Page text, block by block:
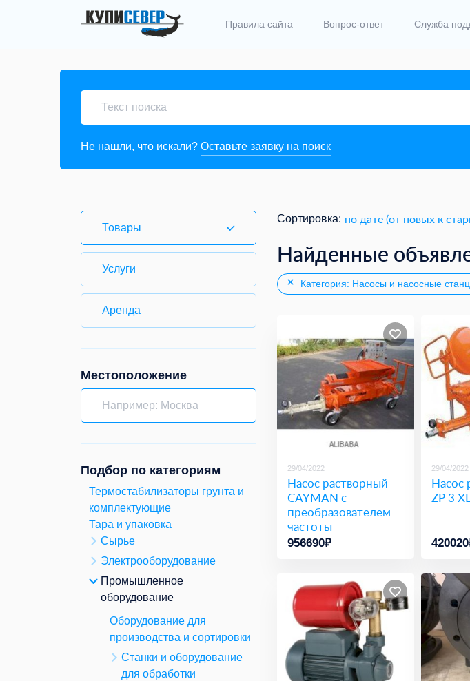
Правила сайта Вопрос-ответ Служба
Не нашли, что искали? Оставьте заявку на поиск
Товары
Услуги
Аренда
Местоположение
Подбор по категориям
Термостабилизаторы грунта и
комплектующие
Тара и упаковка
Сырье
Электрооборудование
Промышленное
оборудование
Оборудование для
производства и сортировки
Станки и оборудование
для обработки
Сортировка: по дате (от новых к
Найденные
Категория: Насосы и насосные
29/04/2022
Насос растворный
CAYMAN с
преобразователем
частоты
956690₽
29/04/2022
Насос
ZP 3